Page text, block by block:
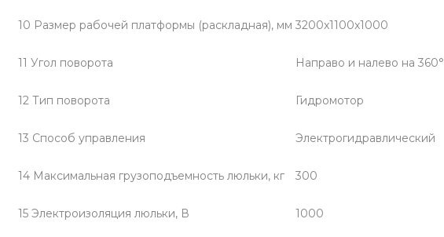
10 Размер рабочей платформы (раскладная), мм 3200x1100x1000
11 Угол поворота Направо и налево на 360°
12 Тип поворота Гидромотор
13 Способ управления Электрогидравлический
14 Максимальная грузоподъемность люльки, кг 300
15 Электроизоляция люльки, В 1000